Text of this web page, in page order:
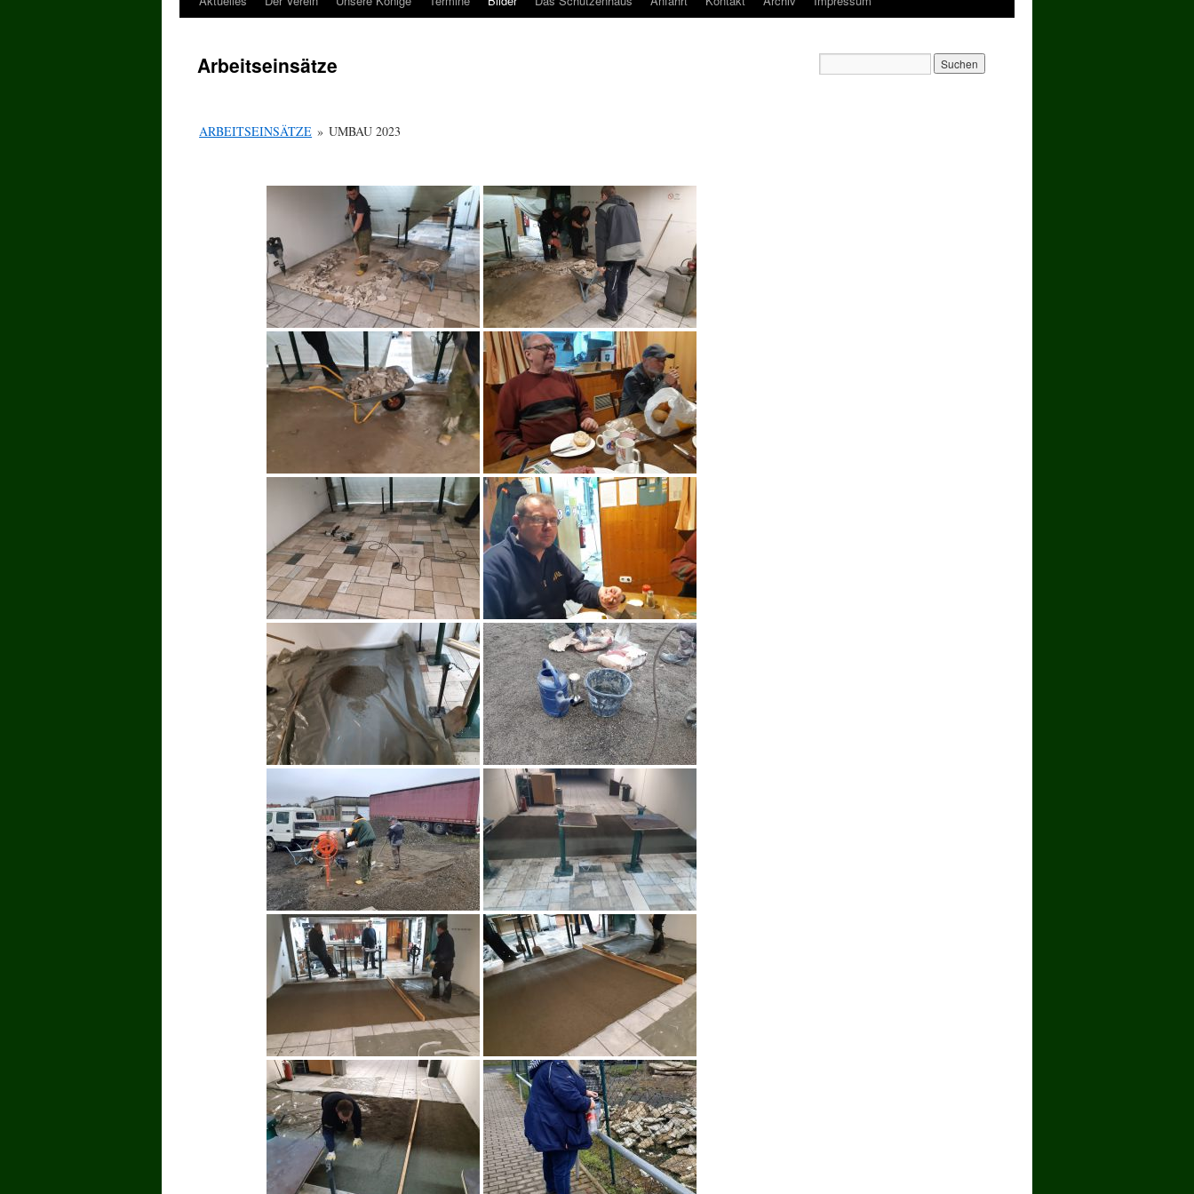
Arbeitseinsätze
ARBEITSEINSÄTZE » UMBAU 2023